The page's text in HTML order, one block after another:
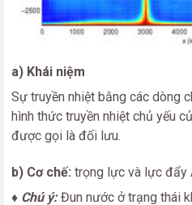
a) Khái niệm
Sự truyền nhiệt bằng các dòng
hình thức truyền nhiệt chủ yếu
được gọi là đối lưu.
b) Cơ chế: trọng lực và lực đẩy
♦ Chú ý:Đun nước ở trạng thái